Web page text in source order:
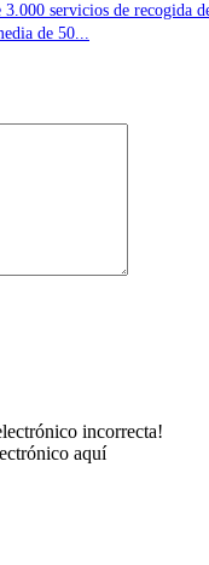
servicios de recogida
de 50...
incorrecta!
aquí